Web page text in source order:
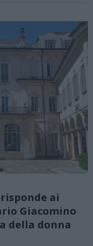
ai
Giacomino
della donna